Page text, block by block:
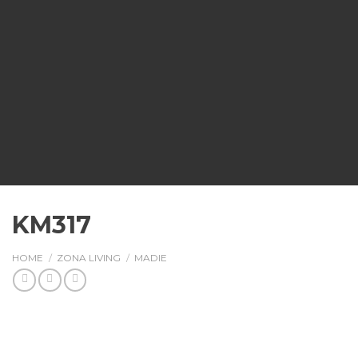
KM317
HOME / ZONA LIVING / MADIE